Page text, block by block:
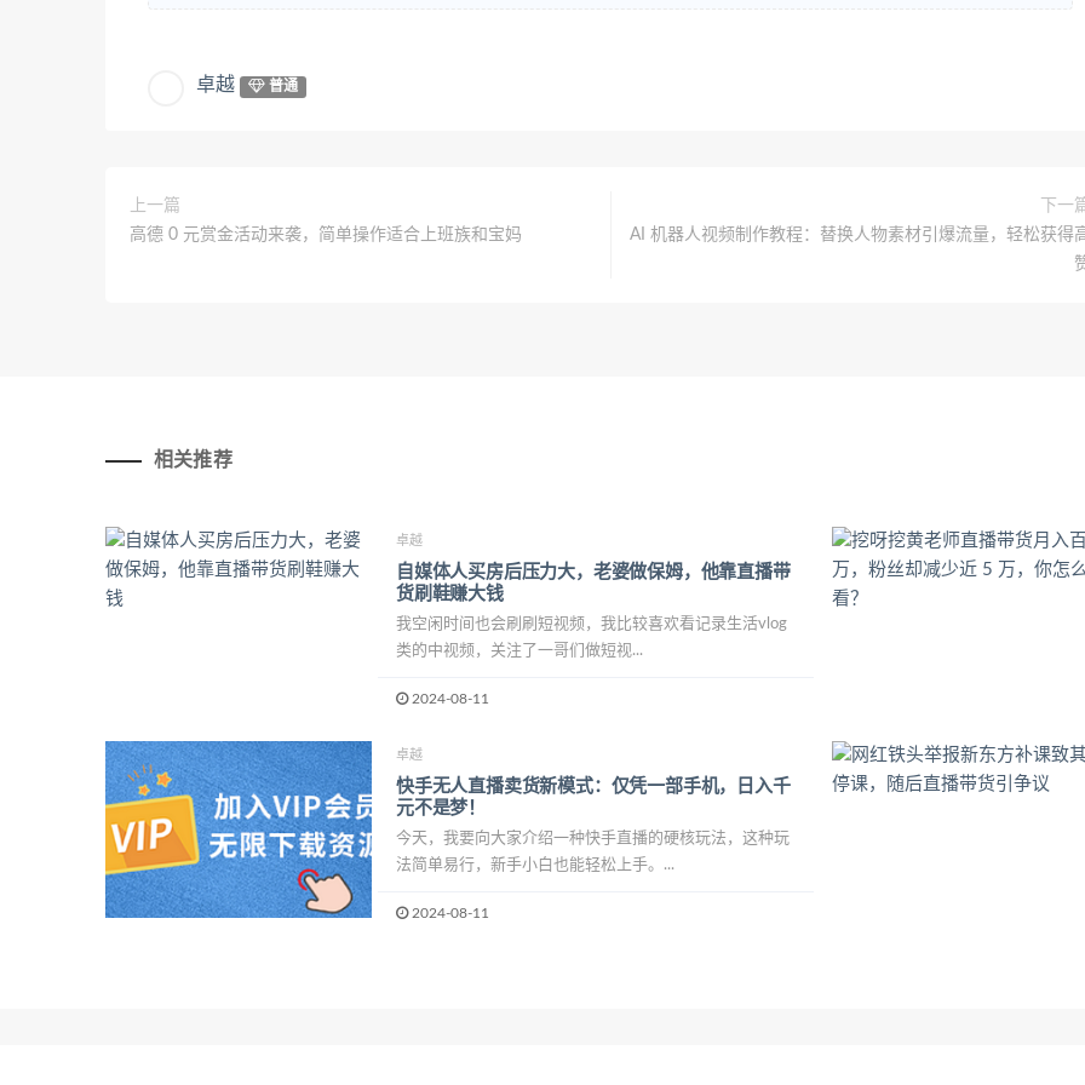
卓越 普通
上一篇
高德 0 元赏金活动来袭，简单操作适合上班族和宝妈
下一
AI 机器人视频制作教程：替换人物素材引爆流量，轻松获得
相关推荐
卓越
自媒体人买房后压力大，老婆做保姆，他靠直播带
货刷鞋赚大钱
我空闲时间也会刷刷短视频，我比较喜欢看记录生活vlog
类的中视频，关注了一哥们做短视...
2024-08-11
卓越
快手无人直播卖货新模式：仅凭一部手机，日入千
元不是梦！
今天，我要向大家介绍一种快手直播的硬核玩法，这种玩
法简单易行，新手小白也能轻松上手。...
2024-08-11